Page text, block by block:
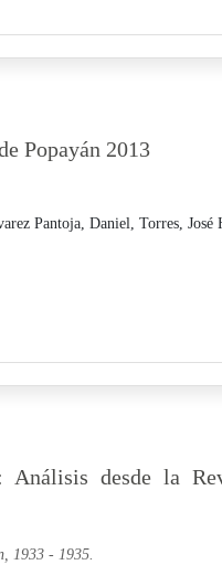
Popayán 2013
Pantoja, Daniel, Torres, José
desde la
1933 - 1935.